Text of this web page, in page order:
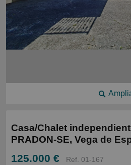
Casa/Chalet
PRADON-SE, Vega de
125.000 € Ref. 01-167